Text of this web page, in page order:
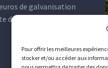
Pour offrir les meilleures
stocker et/ou accéder aux
de galvanisation
de tiers.